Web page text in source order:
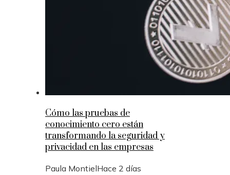
Cómo las pruebas de
conocimiento cero están
transformando la seguridad y
privacidad en las empresas
Paula MontielHace 2 días